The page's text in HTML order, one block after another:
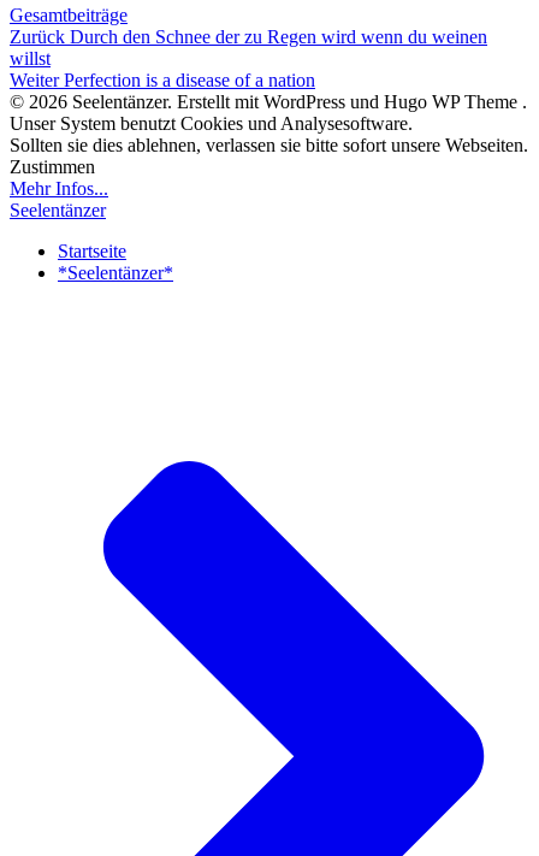
Gesamtbeiträge
Beitragsnavigation
Zurück Durch den Schnee der zu Regen wird wenn du weinen
willst
Beitragsnavigation
Weiter Perfection is a disease of a nation
© 2026 Seelentänzer. Erstellt mit WordPress und Hugo WP Theme .
Unser System benutzt Cookies und Analysesoftware.
Sollten sie dies ablehnen, verlassen sie bitte sofort unsere Webseiten.
Zustimmen
Mehr Infos...
Seelentänzer
Startseite
*Seelentänzer*